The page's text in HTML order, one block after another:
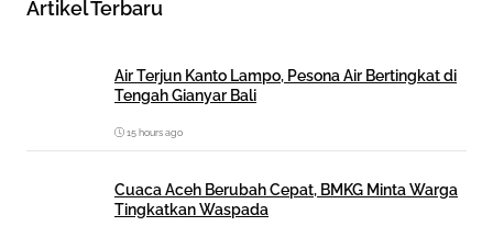
Artikel Terbaru
Air Terjun Kanto Lampo, Pesona Air Bertingkat di
Tengah Gianyar Bali
15 hours ago
Cuaca Aceh Berubah Cepat, BMKG Minta Warga
Tingkatkan Waspada